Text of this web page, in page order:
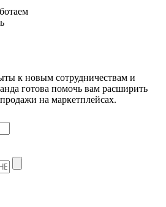
к новым сотрудничествам и
готова помочь вам расширить
на маркетплейсах.